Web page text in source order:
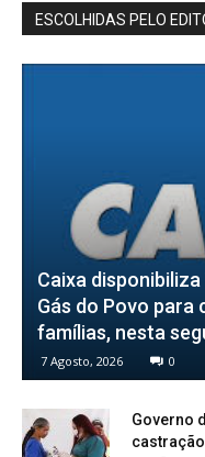
ESCOLHIDAS PELO
Caixa
Gás do Povo para
famílias, nesta
7 Agosto, 2026 0
Governo